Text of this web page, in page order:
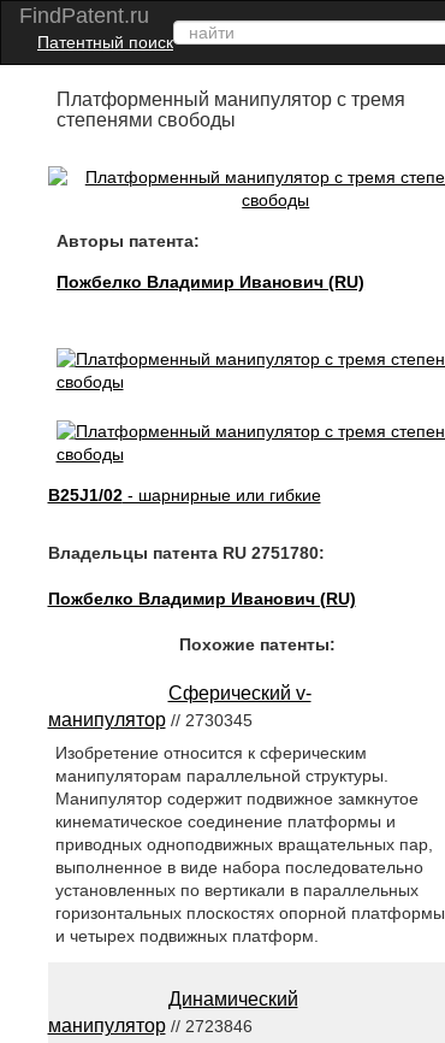
FindPatent.ru
Патентный поиск
Платформенный манипулятор с тремя
степенями свободы
Авторы патента:
Пожбелко Владимир Иванович (RU)
B25J1/02- шарнирные или гибкие
Владельцы патента RU 2751780:
Пожбелко Владимир Иванович (RU)
Похожие патенты:
Сферический v-
манипулятор// 2730345
Изобретение относится к сферическим
манипуляторам параллельной структуры.
Манипулятор содержит подвижное замкнутое
кинематическое соединение платформы и
приводных одноподвижных вращательных пар,
выполненное в виде набора последовательно
установленных по вертикали в параллельных
горизонтальных плоскостях опорной платформы
и четырех подвижных платформ.
Динамический
манипулятор// 2723846